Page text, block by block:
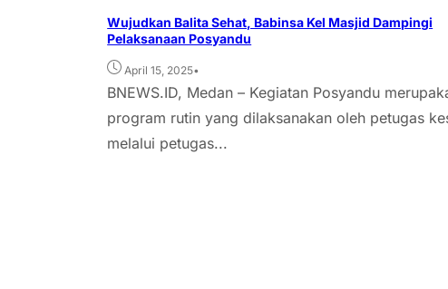
Wujudkan Balita Sehat, Babinsa Kel Masjid Dampingi
Pelaksanaan Posyandu
April 15, 2025•
BNEWS.ID, Medan – Kegiatan Posyandu
program rutin yang dilaksanakan oleh petugas
melalui petugas...